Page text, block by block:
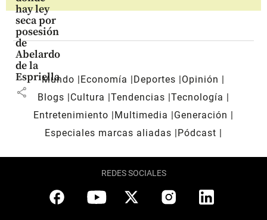
hay ley
seca por
posesión
de
Abelardo
de la
Espriella
share
Mundo Economía Deportes
Opinión
Blogs
Cultura Tendencias Tecnología
Entretenimiento
Multimedia
Generación
Especiales marcas aliadas
Pódcast
REDES SOCIALES